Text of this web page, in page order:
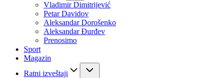
Vladimir Dimitrijević
Petar Davidov
Aleksandar Dorošenko
Aleksandar Đurđev
Prenosimo
Sport
Magazin
Ratni izveštaji